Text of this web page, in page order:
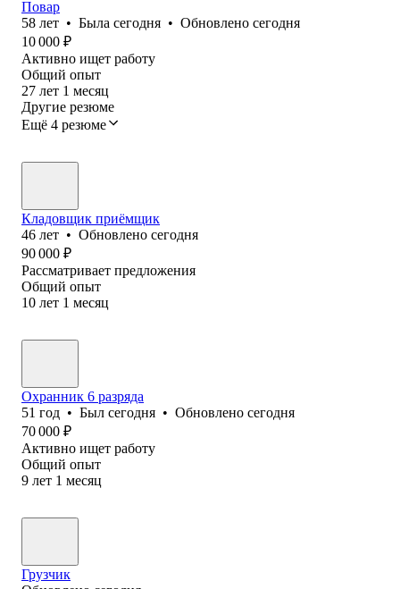
Повар
58 лет • Была сегодня • Обновлено сегодня
10 000 ₽
Активно ищет работу
Общий опыт
27 лет 1 месяц
Другие резюме
Ещё 4 резюме
Кладовщик приёмщик
46 лет • Обновлено сегодня
90 000 ₽
Рассматривает предложения
Общий опыт
10 лет 1 месяц
Охранник 6 разряда
51 год • Был сегодня • Обновлено сегодня
70 000 ₽
Активно ищет работу
Общий опыт
9 лет 1 месяц
Грузчик